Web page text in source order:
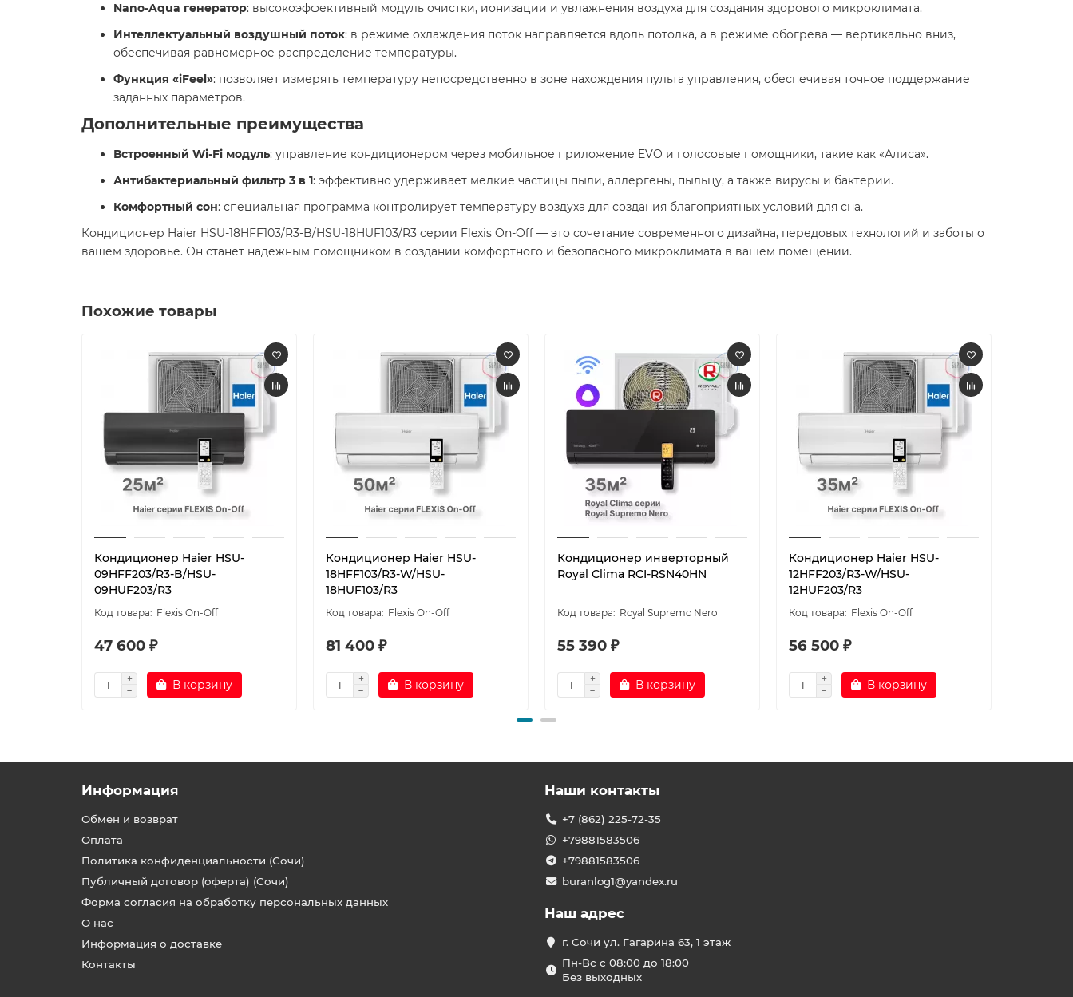
Nano-Aqua генератор: высокоэффективный модуль очистки, ионизации и увлажнения воздуха для создания здорового микроклимата.
Интеллектуальный воздушный поток: в режиме охлаждения поток направляется вдоль потолка, а в режиме обогрева — вертикально вниз,
обеспечивая равномерное распределение температуры.
Функция «iFeel»: позволяет измерять температуру непосредственно в зоне нахождения пульта управления, обеспечивая точное поддержание
заданных параметров.
Дополнительные преимущества
Встроенный Wi-Fi модуль: управление кондиционером через мобильное приложение EVO и голосовые помощники, такие как «Алиса».
Антибактериальный фильтр 3 в 1: эффективно удерживает мелкие частицы пыли, аллергены, пыльцу, а также вирусы и бактерии.
Комфортный сон: специальная программа контролирует температуру воздуха для создания благоприятных условий для сна.
Кондиционер Haier HSU-18HFF103/R3-B/HSU-18HUF103/R3 серии Flexis On-Off — это сочетание современного дизайна, передовых технологий и заботы о
вашем здоровье. Он станет надежным помощником в создании комфортного и безопасного микроклимата в вашем помещении.
Похожие товары
Кондиционер Haier HSU-
09HFF203/R3-B/HSU-
09HUF203/R3
Flexis On-Off
47 600 ₽
В корзину
Кондиционер Haier HSU-
18HFF103/R3-W/HSU-
18HUF103/R3
Flexis On-Off
81 400 ₽
В корзину
Кондиционер инверторный
Royal Clima RCI-RSN40HN
Royal Supremo Nero
55 390 ₽
В корзину
Кондиционер Haier HSU-
12HFF203/R3-W/HSU-
12HUF203/R3
Flexis On-Off
56 500 ₽
В корзину
Информация
Обмен и возврат
Оплата
Политика конфиденциальности (Сочи)
Публичный договор (оферта) (Сочи)
Форма согласия на обработку персональных данных
О нас
Информация о доставке
Контакты
Наши контакты
+7 (862) 225-72-35
+79881583506
+79881583506
buranlog1@yandex.ru
Наш адрес
г. Сочи ул. Гагарина 63, 1 этаж
Пн-Вс с 08:00 до 18:00
Без выходных